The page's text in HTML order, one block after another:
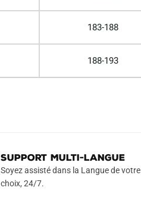
183-188
188-193
SUPPORT MULTI-LANGUE
Soyez assisté dans la Langue de votre
choix, 24/7.